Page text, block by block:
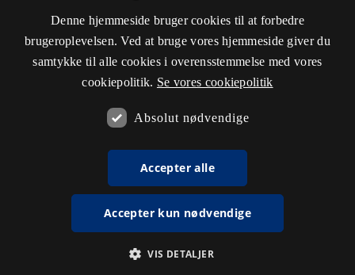
Denne hjemmeside bruger cookies til at forbedre
brugeroplevelsen. Ved at bruge vores hjemmeside giver du
samtykke til alle cookies i overensstemmelse med vores
cookiepolitik. Se vores cookiepolitik
Absolut nødvendige
Accepter alle
Accepter kun nødvendige
VIS DETALJER